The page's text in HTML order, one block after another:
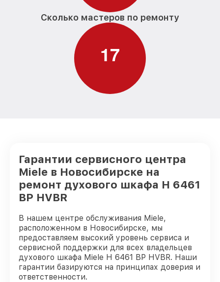
Сколько мастеров по ремонту
17
Гарантии сервисного центра
Miele в Новосибирске на
ремонт духового шкафа H 6461
BP HVBR
В нашем центре обслуживания Miele,
расположенном в Новосибирске, мы
предоставляем высокий уровень сервиса и
сервисной поддержки для всех владельцев
духового шкафа Miele H 6461 BP HVBR. Наши
гарантии базируются на принципах доверия и
ответственности.